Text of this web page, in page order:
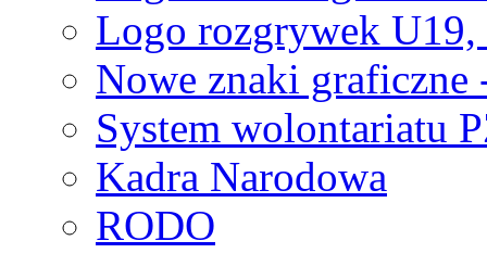
Logo rozgrywek
Nowe znaki graficzne
System wolontariatu
Kadra Narodowa
RODO